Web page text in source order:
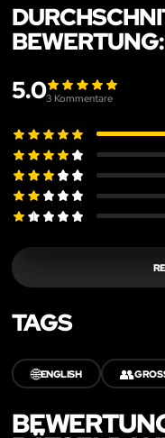
BEWERTUNG:
5.03 Kommentare
TAGS
🌐ENGLISH 👥